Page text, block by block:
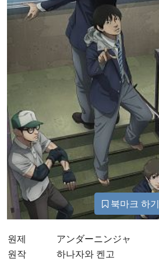
북마크 하기
원제
アンダーニンジャ
원작
하나자와 켄고